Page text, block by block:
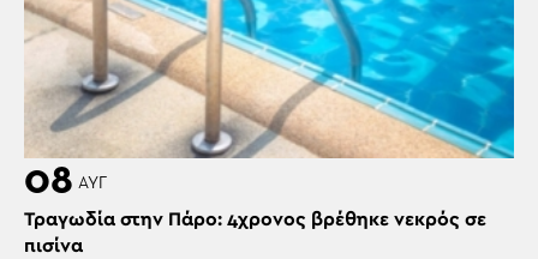
08 ΑΥΓ
Τραγωδία στην Πάρο: 4χρονος βρέθηκε νεκρός σε
πισίνα